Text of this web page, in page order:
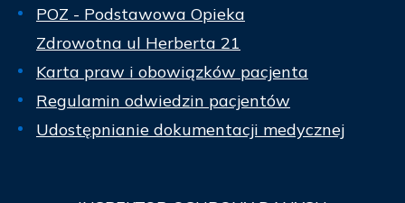
POZ - Podstawowa Opieka
Zdrowotna ul Herberta 21
Karta praw i obowiązków pacjenta
Regulamin odwiedzin pacjentów
Udostępnianie dokumentacji medycznej